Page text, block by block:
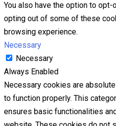
You also have the option to
opting out of some of these
browsing experience.
Necessary
Necessary
Always Enabled
Necessary cookies are
to function properly. This
ensures basic functionalities